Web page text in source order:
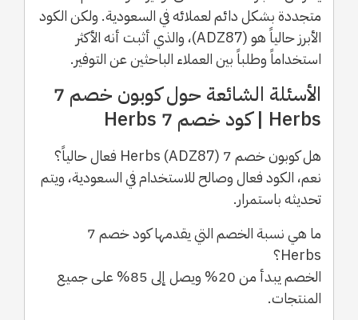
متجددة بشكل دائم لعملائه في السعودية. ولكن الكود
الأبرز حالياً هو (ADZ87)، والذي أثبت أنه الأكثر
استخداماً وطلباً بين العملاء الباحثين عن التوفير.
الأسئلة الشائعة حول كوبون خصم 7
Herbs | كود خصم 7 Herbs
هل كوبون خصم 7 Herbs (ADZ87) فعال حالياً؟
نعم، الكود فعال وصالح للاستخدام في السعودية، ويتم
تحديثه باستمرار.
ما هي نسبة الخصم التي يقدمها كود خصم 7
Herbs؟
الخصم يبدأ من 20% ويصل إلى 85% على جميع
المنتجات.